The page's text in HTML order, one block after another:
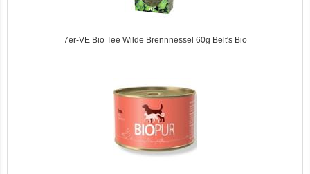
7er-VE Bio Tee Wilde Brennnessel 60g Belt's Bio